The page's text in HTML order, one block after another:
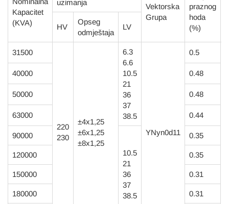
Kapacitet
(KVA)
uzimanja
Vektorska
Grupa
praznog
hoda
(%)
HV
Opseg
odmještaja
LV
31500
220
230
±4x1,25
±6x1,25
±8x1,25
6.3
6.6
10.5
21
36
37
38.5
YNyn0d11
0.5
40000 0.48
50000 0.48
63000 0.44
90000
10.5
21
36
37
38.5
0.35
120000 0.35
150000 0.31
180000 0.31